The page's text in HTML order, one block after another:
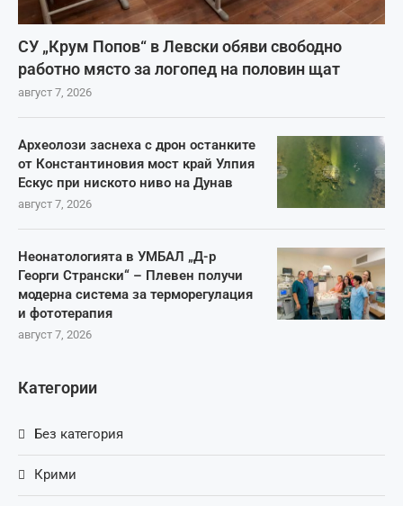
СУ „Крум Попов“ в Левски обяви свободно
работно място за логопед на половин щат
август 7, 2026
Археолози заснеха с дрон останките
от Константиновия мост край Улпия
Ескус при ниското ниво на Дунав
август 7, 2026
Неонатологията в УМБАЛ „Д-р
Георги Странски“ – Плевен получи
модерна система за терморегулация
и фототерапия
август 7, 2026
Категории
Без категория
Крими